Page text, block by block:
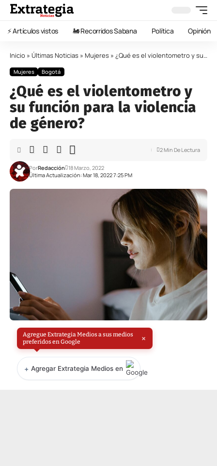
⚡️ Artículos vistos 🚂 Recorridos Sabana Política Opinión
Inicio » Últimas Noticias » Mujeres » ¿Qué es el violentometro y su función para la violencia de género?
Mujeres Bogotá
¿Qué es el violentometro y
su función para la violencia
de género?
Última Actualización: Mar 18, 2022 7:25 PM
PorRedacción 18 Marzo, 2022
2 Min De Lectura
Agregue Extrategia Medios a sus medios
preferidos en Google
×
+ Agregar Extrategia Medios en